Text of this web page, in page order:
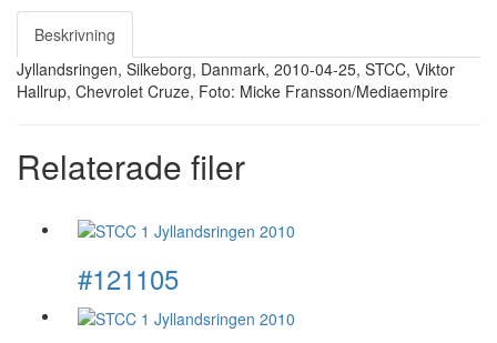
Beskrivning
Jyllandsringen, Silkeborg, Danmark, 2010-04-25, STCC, Viktor
Hallrup, Chevrolet Cruze, Foto: Micke Fransson/Mediaempire
Relaterade filer
#121105